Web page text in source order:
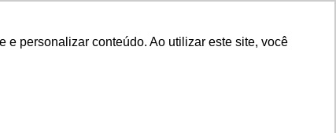
personalizar conteúdo. Ao utilizar este site, você